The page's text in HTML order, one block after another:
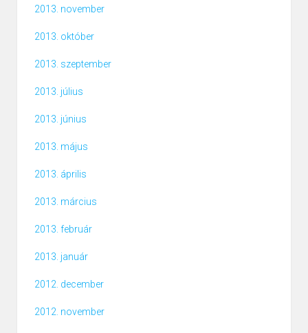
2013. november
2013. október
2013. szeptember
2013. július
2013. június
2013. május
2013. április
2013. március
2013. február
2013. január
2012. december
2012. november